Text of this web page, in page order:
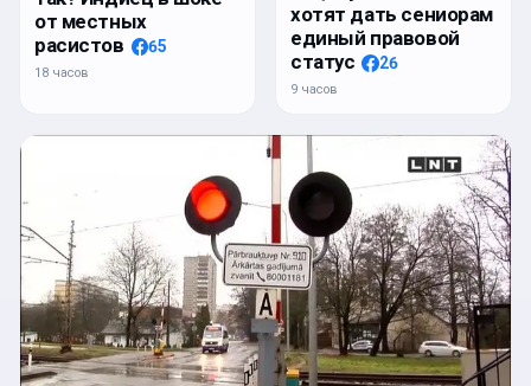
от местных
расистов
65
18 часов
хотят дать сениорам
единый правовой
статус
26
9 часов